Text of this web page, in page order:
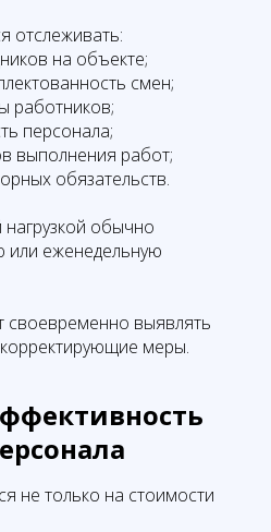
отслеживать:
на объекте;
смен;
работников;
персонала;
выполнения работ;
обязательств.
обычно
или еженедельную
своевременно выявлять
меры.
не только на стоимости